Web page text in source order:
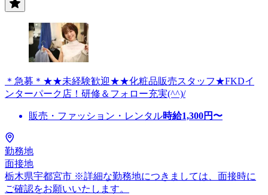
＊急募＊★★未経験歓迎★★化粧品販売スタッフ★FKDイ
ンターパーク店！研修＆フォロー充実(^^)/
販売・ファッション・レンタル時給1,300円〜
勤務地
面接地
栃木県宇都宮市 ※詳細な勤務地につきましては、面接時に
ご確認をお願いいたします。